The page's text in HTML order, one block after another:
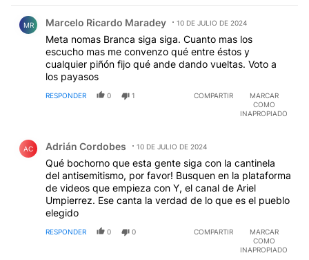
MR Marcelo Ricardo Maradey 10 DE JULIO DE 2024
Meta nomas Branca siga siga. Cuanto mas los
escucho mas me convenzo qué entre éstos y
cualquier piñón fijo qué ande dando vueltas. Voto a
los payasos
RESPONDER 0 1 COMPARTIR
MARCAR
COMO
INAPROPIADO
AC Adrián Cordobes 10 DE JULIO DE 2024
Qué bochorno que esta gente siga con la cantinela
del antisemitismo, por favor! Busquen en la plataforma
de videos que empieza con Y, el canal de Ariel
Umpierrez. Ese canta la verdad de lo que es el pueblo
elegido
RESPONDER 0 0 COMPARTIR
MARCAR
COMO
INAPROPIADO